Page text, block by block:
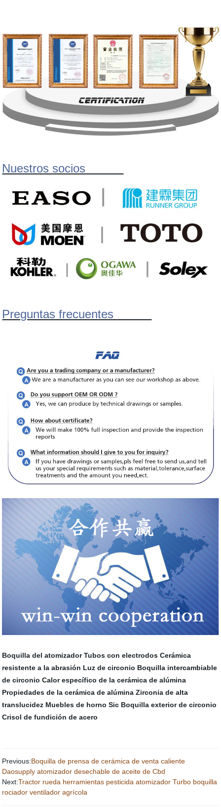
Nuestros socios
Preguntas frecuentes
Boquilla del atomizador Tubos con electrodos Cerámica
resistente a la abrasión Luz de circonio Boquilla intercambiable
de circonio Calor específico de la cerámica de alúmina
Propiedades de la cerámica de alúmina Zirconia de alta
translucidez Muebles de horno Sic Boquilla exterior de circonio
Crisol de fundición de acero
Previous:Boquilla de prensa de cerámica de venta caliente
Daosupply atomizador desechable de aceite de Cbd
Next:Tractor rueda herramientas pesticida atomizador Turbo boquilla
rociador ventilador agrícola